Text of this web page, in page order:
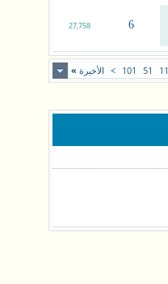
6
27,758
11
51
101
> الأخيرة »